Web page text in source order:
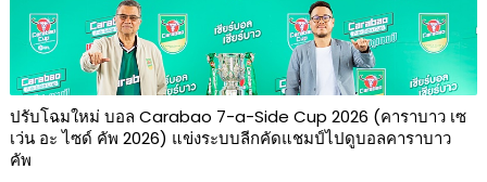
ปรับโฉมใหม่ บอล Carabao 7-a-Side Cup 2026 (คาราบาว เซ
เว่น อะ ไซด์ คัพ 2026) แข่งระบบลีกคัดแชมป์ไปดูบอลคาราบาว
คัพ